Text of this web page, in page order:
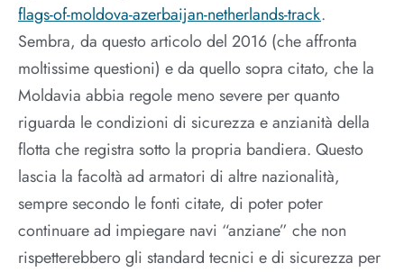
flags-of-moldova-azerbaijan-netherlands-track.
Sembra, da questo articolo del 2016 (che affronta
moltissime questioni) e da quello sopra citato, che la
Moldavia abbia regole meno severe per quanto
riguarda le condizioni di sicurezza e anzianità della
flotta che registra sotto la propria bandiera. Questo
lascia la facoltà ad armatori di altre nazionalità,
sempre secondo le fonti citate, di poter poter
continuare ad impiegare navi “anziane” che non
rispetterebbero gli standard tecnici e di sicurezza per